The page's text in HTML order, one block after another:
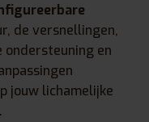
de versnellingen,
en
jouw lichamelijke